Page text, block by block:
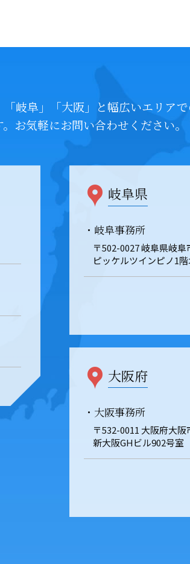
岐阜」「大阪」と幅広いエリアで
お気軽にお問い合わせください。
岐阜県
・岐阜事務所
〒502-0027 岐阜県岐
ピッケルツインピノ1
大阪府
・大阪事務所
〒532-0011 大阪府大
新大阪GHビル902号室